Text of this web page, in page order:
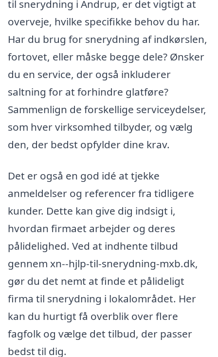
til snerydning i Andrup, er det vigtigt at
overveje, hvilke specifikke behov du har.
Har du brug for snerydning af indkørslen,
fortovet, eller måske begge dele? Ønsker
du en service, der også inkluderer
saltning for at forhindre glatføre?
Sammenlign de forskellige serviceydelser,
som hver virksomhed tilbyder, og vælg
den, der bedst opfylder dine krav.
Det er også en god idé at tjekke
anmeldelser og referencer fra tidligere
kunder. Dette kan give dig indsigt i,
hvordan firmaet arbejder og deres
pålidelighed. Ved at indhente tilbud
gennem xn--hjlp-til-snerydning-mxb.dk,
gør du det nemt at finde et pålideligt
firma til snerydning i lokalområdet. Her
kan du hurtigt få overblik over flere
fagfolk og vælge det tilbud, der passer
bedst til dig.